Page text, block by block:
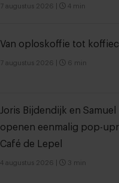
7 augustus 2026 4 min
Van oploskoffie tot
7 augustus 2026 6 min
Joris Bijdendijk en Samuel
openen eenmalig pop-
Café de Lepel
4 augustus 2026 3 min